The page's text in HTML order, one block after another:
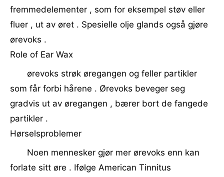
fremmedelementer , som for eksempel støv eller
fluer , ut av øret . Spesielle olje glands også gjøre
ørevoks .
Role of Ear Wax
ørevoks strøk øregangen og feller partikler
som får forbi hårene . Ørevoks beveger seg
gradvis ut av øregangen , bærer bort de fangede
partikler .
Hørselsproblemer
Noen mennesker gjør mer ørevoks enn kan
forlate sitt øre . Ifølge American Tinnitus